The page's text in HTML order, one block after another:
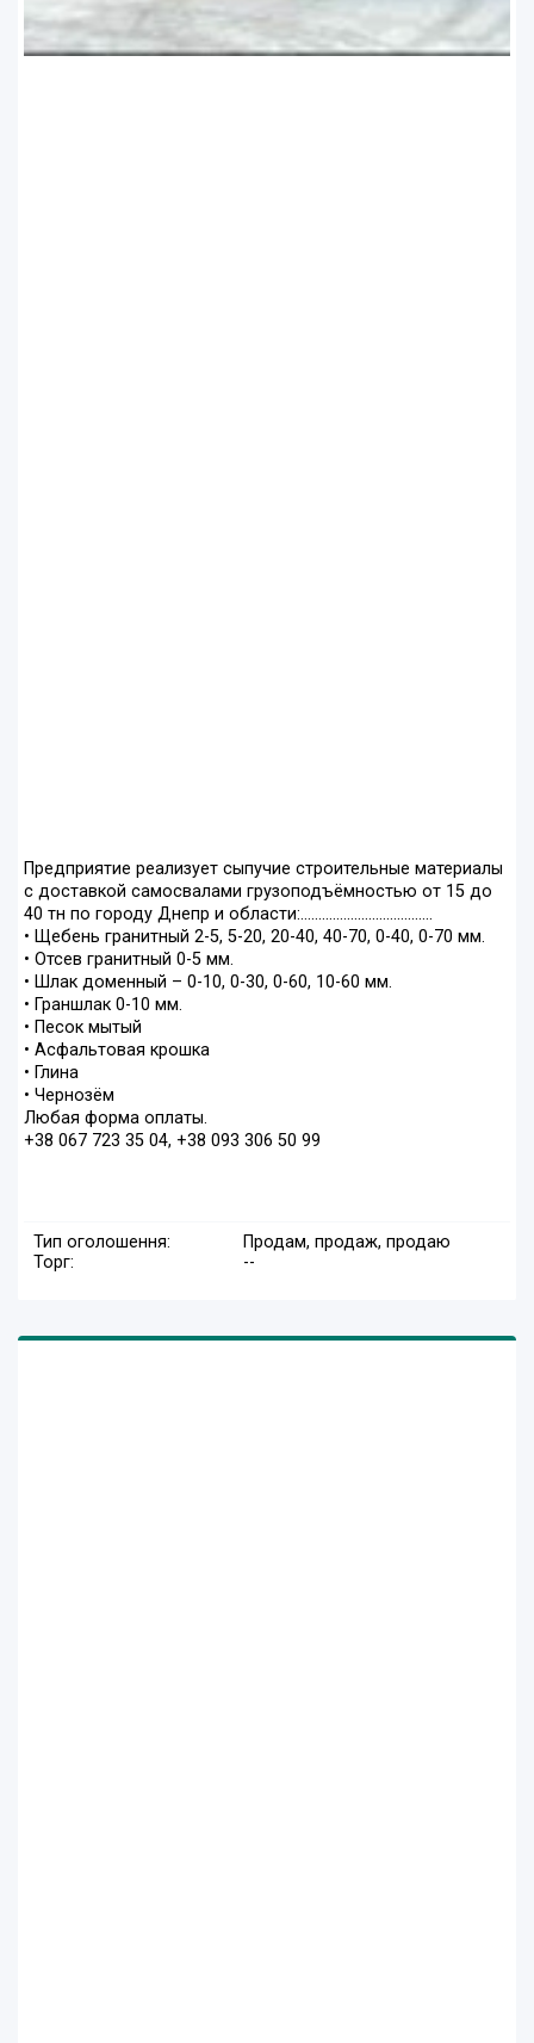
Предприятие реализует сыпучие строительные материалы
с доставкой самосвалами грузоподъёмностью от 15 до
40 тн по городу Днепр и области:.....................................
• Щебень гранитный 2-5, 5-20, 20-40, 40-70, 0-40, 0-70 мм.
• Отсев гранитный 0-5 мм.
• Шлак доменный – 0-10, 0-30, 0-60, 10-60 мм.
• Граншлак 0-10 мм.
• Песок мытый
• Асфальтовая крошка
• Глина
• Чернозём
Любая форма оплаты.
+38 067 723 35 04, +38 093 306 50 99
Тип оголошення:
Продам, продаж, продаю
Торг:
--